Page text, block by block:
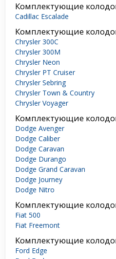
Комплектующие
Cadillac Escalade
Комплектующие
Chrysler 300C
Chrysler 300M
Chrysler Neon
Chrysler PT Cruiser
Chrysler Sebring
Chrysler Town & Country
Chrysler Voyager
Комплектующие
Dodge Avenger
Dodge Caliber
Dodge Caravan
Dodge Durango
Dodge Grand Caravan
Dodge Journey
Dodge Nitro
Комплектующие
Fiat 500
Fiat Freemont
Комплектующие
Ford Edge